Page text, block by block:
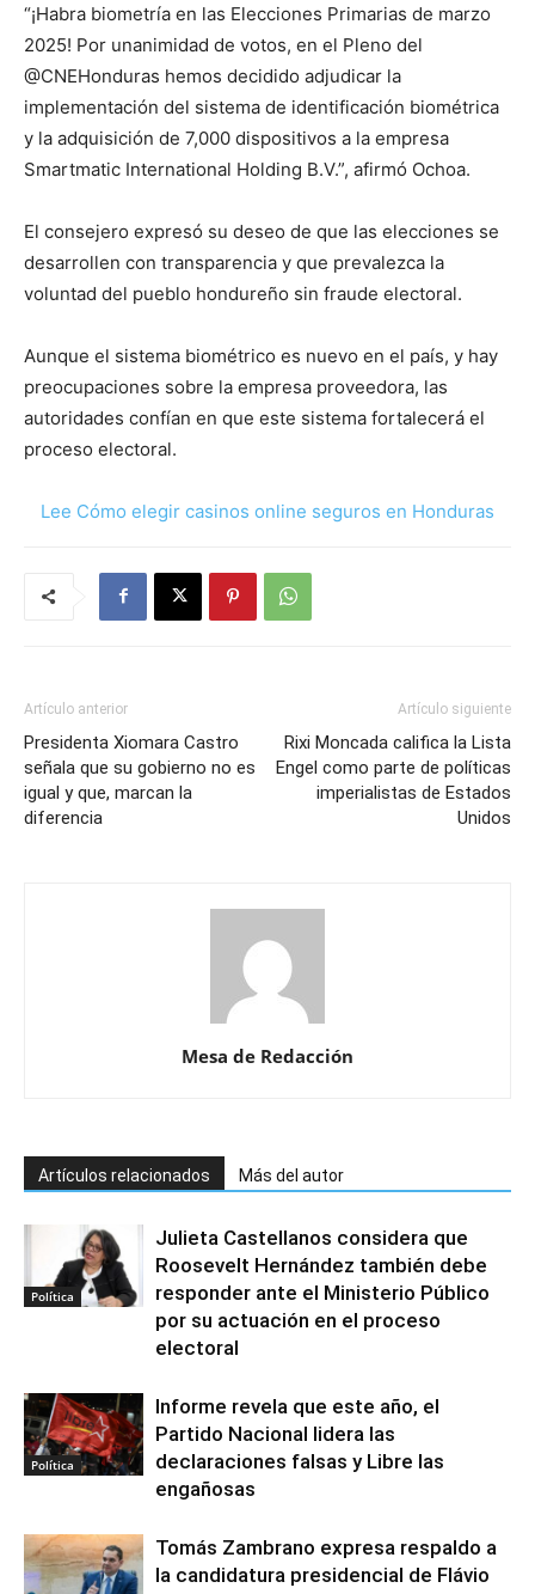
“¡Habra biometría en las Elecciones Primarias de marzo
2025! Por unanimidad de votos, en el Pleno del
@CNEHonduras hemos decidido adjudicar la
implementación del sistema de identificación biométrica
y la adquisición de 7,000 dispositivos a la empresa
Smartmatic International Holding B.V.”, afirmó Ochoa.
El consejero expresó su deseo de que las elecciones se
desarrollen con transparencia y que prevalezca la
voluntad del pueblo hondureño sin fraude electoral.
Aunque el sistema biométrico es nuevo en el país, y hay
preocupaciones sobre la empresa proveedora, las
autoridades confían en que este sistema fortalecerá el
proceso electoral.
Lee Cómo elegir casinos online seguros en Honduras
Artículo anterior
Presidenta Xiomara Castro
señala que su gobierno no es
igual y que, marcan la
diferencia
Artículo siguiente
Rixi Moncada califica la Lista
Engel como parte de políticas
imperialistas de Estados
Unidos
Mesa de Redacción
Artículos relacionados Más del autor
Política
Julieta Castellanos considera que
Roosevelt Hernández también debe
responder ante el Ministerio Público
por su actuación en el proceso
electoral
Política
Informe revela que este año, el
Partido Nacional lidera las
declaraciones falsas y Libre las
engañosas
Tomás Zambrano expresa respaldo a
la candidatura presidencial de Flávio